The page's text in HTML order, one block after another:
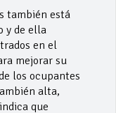
también está
y de ella
en el
mejorar su
los ocupantes
alta,
que